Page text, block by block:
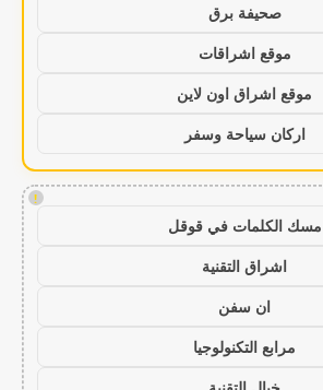
صحيفة برق
موقع اشراقات
موقع اشراق اون لاين
اركان سياحة وسفر
!
مسك الكلمات في قوقل
اشراق التقنية
ان سفن
مرابع التكنولوجيا